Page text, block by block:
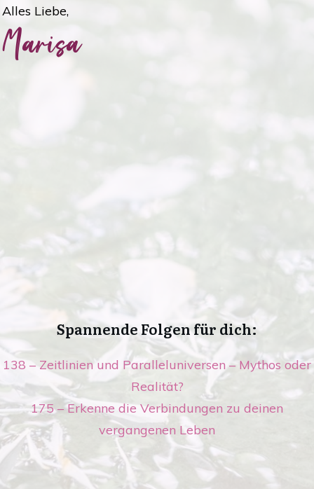
Alles Liebe,
Marisa
Spannende Folgen für dich:
138 – Zeitlinien und Paralleluniversen – Mythos oder
Realität?
175 – Erkenne die Verbindungen zu deinen
vergangenen Leben